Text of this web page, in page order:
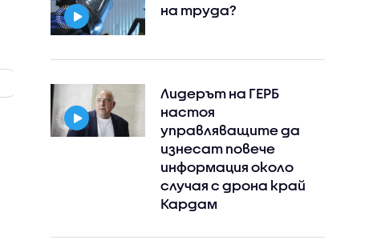
Instagram
на труда?
Лидерът на ГЕРБ
настоя
управляващите да
изнесат повече
информация около
случая с дрона край
Кардам